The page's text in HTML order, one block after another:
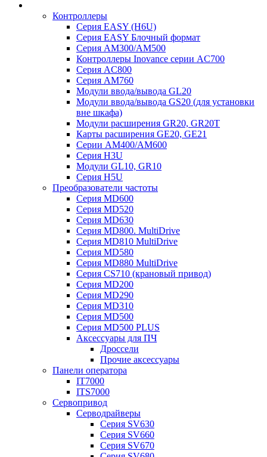
Контроллеры
Серия EASY (H6U)
Серия EASY Блочный формат
Серия AM300/AM500
Контроллеры Inovance серии AC700
Серия AC800
Серия AM760
Модули ввода/вывода GL20
Модули ввода/вывода GS20 (для установки
вне шкафа)
Модули расширения GR20, GR20T
Карты расширения GE20, GE21
Серии AM400/AM600
Серия H3U
Модули GL10, GR10
Серия H5U
Преобразователи частоты
Серия MD600
Серия MD520
Серия MD630
Серия MD800. MultiDrive
Серия MD810 MultiDrive
Серия MD580
Серия MD880 MultiDrive
Серия CS710 (крановый привод)
Серия MD200
Серия MD290
Серия MD310
Серия MD500
Серия MD500 PLUS
Аксессуары для ПЧ
Дроссели
Прочие аксессуары
Панели оператора
IT7000
ITS7000
Сервопривод
Серводрайверы
Серия SV630
Серия SV660
Серия SV670